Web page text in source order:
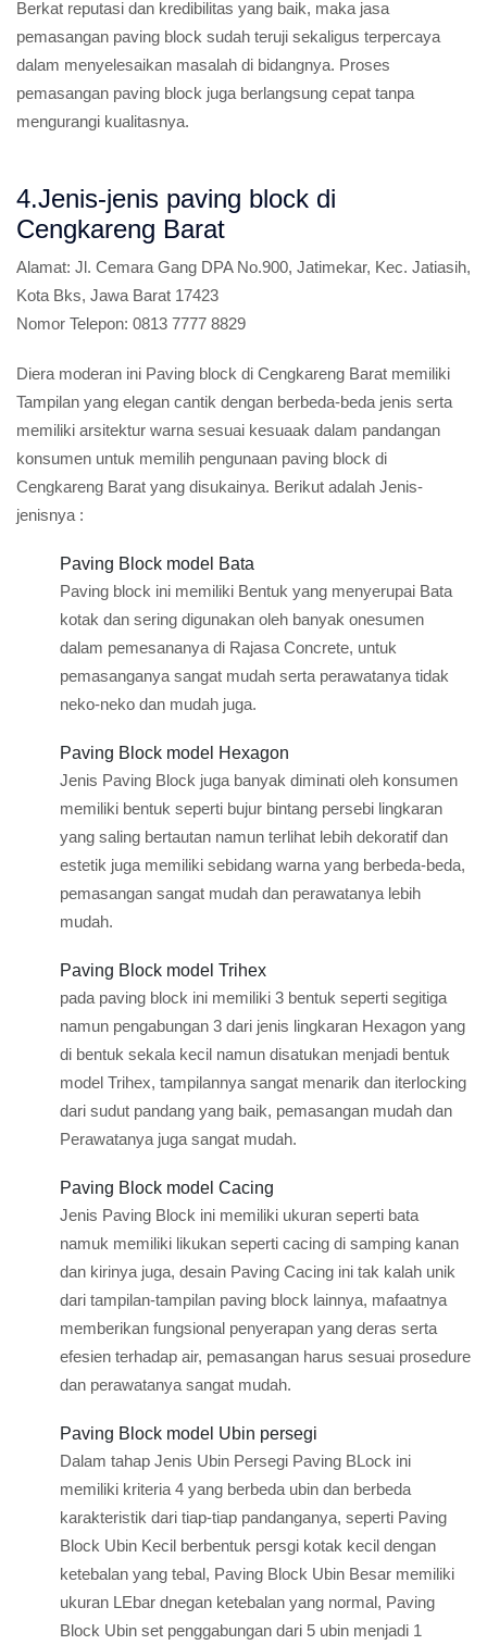
Berkat reputasi dan kredibilitas yang baik, maka jasa
pemasangan paving block sudah teruji sekaligus terpercaya
dalam menyelesaikan masalah di bidangnya. Proses
pemasangan paving block juga berlangsung cepat tanpa
mengurangi kualitasnya.
4.Jenis-jenis paving block di
Cengkareng Barat
Alamat: Jl. Cemara Gang DPA No.900, Jatimekar, Kec. Jatiasih,
Kota Bks, Jawa Barat 17423
Nomor Telepon: 0813 7777 8829
Diera moderan ini Paving block di Cengkareng Barat memiliki
Tampilan yang elegan cantik dengan berbeda-beda jenis serta
memiliki arsitektur warna sesuai kesuaak dalam pandangan
konsumen untuk memilih pengunaan paving block di
Cengkareng Barat yang disukainya. Berikut adalah Jenis-
jenisnya :
Paving Block model Bata
Paving block ini memiliki Bentuk yang menyerupai Bata
kotak dan sering digunakan oleh banyak onesumen
dalam pemesananya di Rajasa Concrete, untuk
pemasanganya sangat mudah serta perawatanya tidak
neko-neko dan mudah juga.
Paving Block model Hexagon
Jenis Paving Block juga banyak diminati oleh konsumen
memiliki bentuk seperti bujur bintang persebi lingkaran
yang saling bertautan namun terlihat lebih dekoratif dan
estetik juga memiliki sebidang warna yang berbeda-beda,
pemasangan sangat mudah dan perawatanya lebih
mudah.
Paving Block model Trihex
pada paving block ini memiliki 3 bentuk seperti segitiga
namun pengabungan 3 dari jenis lingkaran Hexagon yang
di bentuk sekala kecil namun disatukan menjadi bentuk
model Trihex, tampilannya sangat menarik dan iterlocking
dari sudut pandang yang baik, pemasangan mudah dan
Perawatanya juga sangat mudah.
Paving Block model Cacing
Jenis Paving Block ini memiliki ukuran seperti bata
namuk memiliki likukan seperti cacing di samping kanan
dan kirinya juga, desain Paving Cacing ini tak kalah unik
dari tampilan-tampilan paving block lainnya, mafaatnya
memberikan fungsional penyerapan yang deras serta
efesien terhadap air, pemasangan harus sesuai prosedure
dan perawatanya sangat mudah.
Paving Block model Ubin persegi
Dalam tahap Jenis Ubin Persegi Paving BLock ini
memiliki kriteria 4 yang berbeda ubin dan berbeda
karakteristik dari tiap-tiap pandanganya, seperti Paving
Block Ubin Kecil berbentuk persgi kotak kecil dengan
ketebalan yang tebal, Paving Block Ubin Besar memiliki
ukuran LEbar dnegan ketebalan yang normal, Paving
Block Ubin set penggabungan dari 5 ubin menjadi 1